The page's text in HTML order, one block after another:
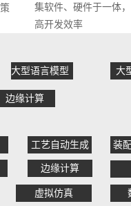
集软件、硬件于一体
高开发效率
大型语言模型 大
边缘计算
工艺自动生成 装
边缘计算
虚拟仿真